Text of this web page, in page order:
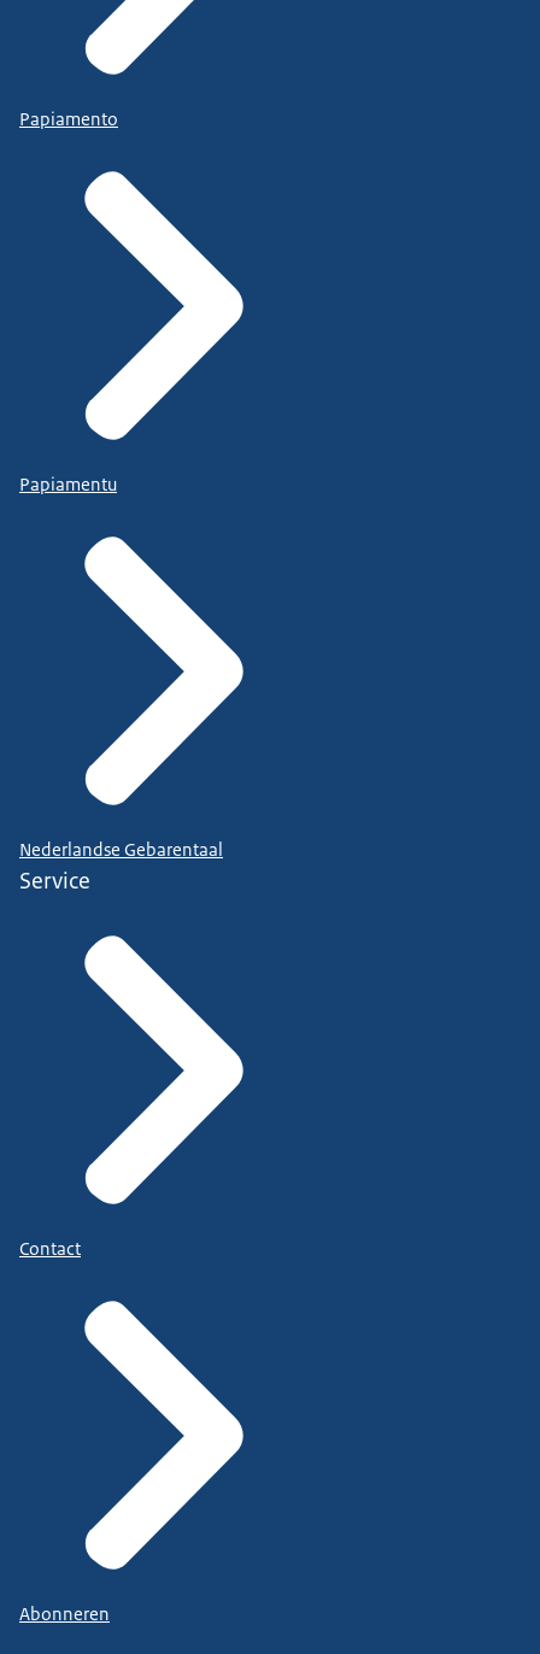
Papiamento
Papiamentu
Nederlandse Gebarentaal
Service
Contact
Abonneren